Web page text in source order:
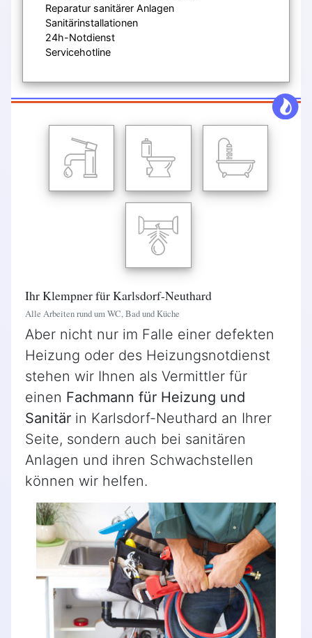
Reparatur sanitärer Anlagen
Sanitärinstallationen
24h-Notdienst
Servicehotline
Ihr Klempner für Karlsdorf-Neuthard
Alle Arbeiten rund um WC, Bad und Küche
Aber nicht nur im Falle einer defekten
Heizung oder des Heizungsnotdienst
stehen wir Ihnen als Vermittler für
einen Fachmann für Heizung und
Sanitär in Karlsdorf-Neuthard an Ihrer
Seite, sondern auch bei sanitären
Anlagen und ihren Schwachstellen
können wir helfen.